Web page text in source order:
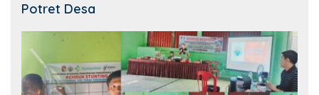
Potret Desa